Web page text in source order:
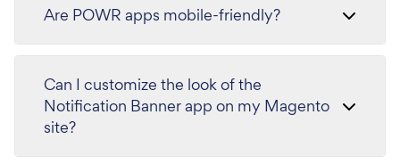
Are POWR apps mobile-friendly?
Can I customize the look of the
Notification Banner app on my Magento
site?